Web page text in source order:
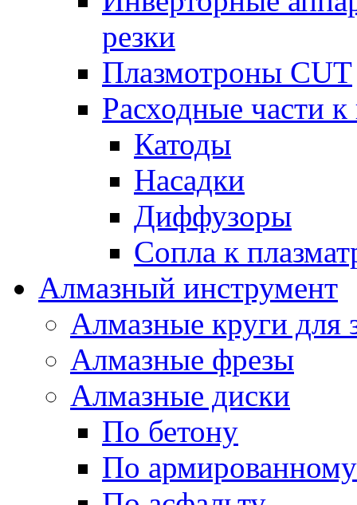
резки
Плазмотроны CUT
Расходные части
Катоды
Насадки
Диффузоры
Сопла к
Алмазный инструмент
Алмазные круги для
Алмазные фрезы
Алмазные диски
По бетону
По